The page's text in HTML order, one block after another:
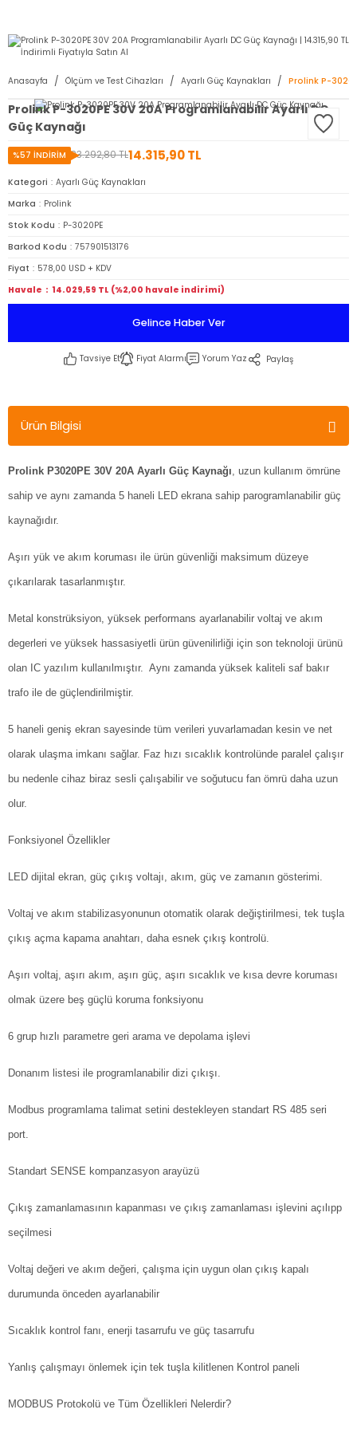
Anasayfa Ölçüm ve Test Cihazları Ayarlı Güç Kaynakları Prolink P-
Prolink P-3020PE 30V 20A Programlanabilir Ayarlı DC
Güç Kaynağı
33.292,80 TL14.315,90 TL
%57 İNDİRİM
Kategori
Ayarlı Güç Kaynakları
Marka
Prolink
Stok Kodu
P-3020PE
Barkod Kodu
757901513176
Fiyat
578,00 USD + KDV
Havale
14.029,59 TL (%2,00 havale indirimi)
Gelince Haber Ver
Tavsiye Et Fiyat Alarmı Yorum Yaz Paylaş
Ürün Bilgisi
Prolink P3020PE 30V 20A Ayarlı Güç Kaynağı, uzun kullanım ömrüne
sahip ve aynı zamanda 5 haneli LED ekrana sahip parogramlanabilir güç
kaynağıdır.
Aşırı yük ve akım koruması ile ürün güvenliği maksimum düzeye
çıkarılarak tasarlanmıştır.
Metal konstrüksiyon, yüksek performans ayarlanabilir voltaj ve akım
degerleri ve yüksek hassasiyetli ürün güvenilirliği için son teknoloji ürünü
olan IC yazılım kullanılmıştır. Aynı zamanda yüksek kaliteli saf bakır
trafo ile de güçlendirilmiştir.
5 haneli geniş ekran sayesinde tüm verileri yuvarlamadan kesin ve net
olarak ulaşma imkanı sağlar. Faz hızı sıcaklık kontrolünde paralel çalışır
bu nedenle cihaz biraz sesli çalışabilir ve soğutucu fan ömrü daha uzun
olur.
Fonksiyonel Özellikler
LED dijital ekran, güç çıkış voltajı, akım, güç ve zamanın gösterimi.
Voltaj ve akım stabilizasyonunun otomatik olarak değiştirilmesi, tek tuşla
çıkış açma kapama anahtarı, daha esnek çıkış kontrolü.
Aşırı voltaj, aşırı akım, aşırı güç, aşırı sıcaklık ve kısa devre koruması
olmak üzere beş güçlü koruma fonksiyonu
6 grup hızlı parametre geri arama ve depolama işlevi
Donanım listesi ile programlanabilir dizi çıkışı.
Modbus programlama talimat setini destekleyen standart RS 485 seri
port.
Standart SENSE kompanzasyon arayüzü
Çıkış zamanlamasının kapanması ve çıkış zamanlaması işlevini açılıpp
seçilmesi
Voltaj değeri ve akım değeri, çalışma için uygun olan çıkış kapalı
durumunda önceden ayarlanabilir
Sıcaklık kontrol fanı, enerji tasarrufu ve güç tasarrufu
Yanlış çalışmayı önlemek için tek tuşla kilitlenen Kontrol paneli
MODBUS Protokolü ve Tüm Özellikleri Nelerdir?